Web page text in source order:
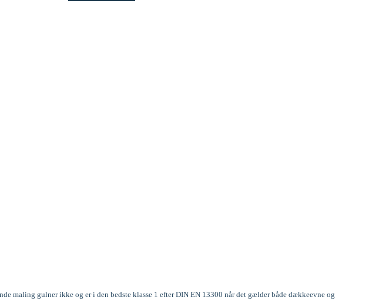
maling gulner ikke og er i den bedste klasse 1 efter DIN EN 13300 når det gælder både dækkeevne og